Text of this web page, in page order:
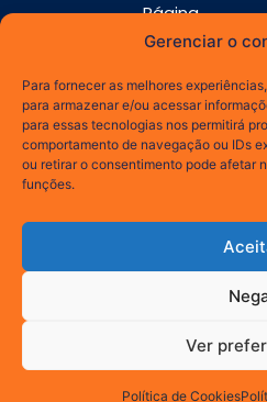
Gerenciar o
Para fornecer as melhores
para armazenar e/ou acessar
para essas tecnologias nos permitirá
comportamento de navegação ou IDs
ou retirar o consentimento pode afetar
funções.
Ver
Política de Cookies
Conectando
saberes.
Página
Inicial
Sobre Nós
Contato
Política de
Termos de
Copyright © 2025 ELLO EDUCAR